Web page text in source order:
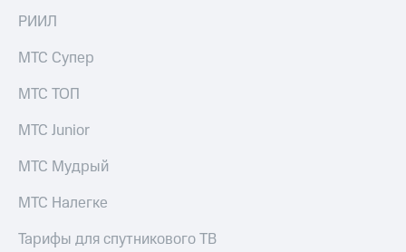
РИИЛ
МТС Супер
МТС ТОП
МТС Junior
МТС Мудрый
МТС Налегке
Тарифы для спутникового ТВ